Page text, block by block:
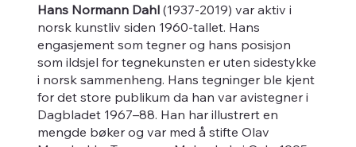
Hans Normann Dahl (1937-2019) var aktiv i
norsk kunstliv siden 1960-tallet. Hans
engasjement som tegner og hans posisjon
som ildsjel for tegnekunsten er uten sidestykke
i norsk sammenheng. Hans tegninger ble kjent
for det store publikum da han var avistegner i
Dagbladet 1967–88. Han har illustrert en
mengde bøker og var med å stifte Olav